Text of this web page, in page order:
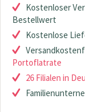
Kostenloser
Bestellwert
Kostenlose
Portoflatrate
26 Filialen in